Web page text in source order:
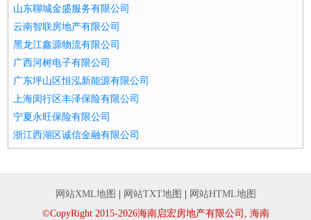
山东聊城金盛服务有限公司
云南智联房地产有限公司
黑龙江鑫源物流有限公司
广西河树电子有限公司
广东坪山区恒泓新能源有限公司
上海闵行区丰泽保险有限公司
宁夏永旺保险有限公司
浙江西湖区诚信金融有限公司
网站XML地图 网站TXT地图
网站HTML地图
©CopyRight 2015-2026海南启宏房地产有限公司, 海南